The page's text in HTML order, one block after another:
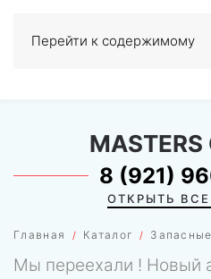
Перейти к содержимому
0
Главная Каталог
MASTERS
8 (921)
ОТКРЫТЬ
Мы переехали ! Новый